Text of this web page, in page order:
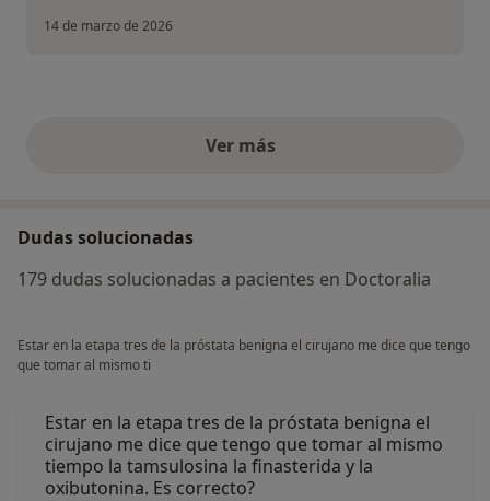
14 de marzo de 2026
Ver másopiniones anteriores
Dudas solucionadas
179 dudas solucionadas a pacientes en Doctoralia
Estar en la etapa tres de la próstata benigna el cirujano me dice que tengo
que tomar al mismo ti
Estar en la etapa tres de la próstata benigna el
cirujano me dice que tengo que tomar al mismo
tiempo la tamsulosina la finasterida y la
oxibutonina. Es correcto?